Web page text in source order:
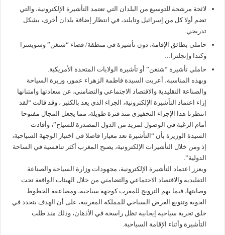
لائحة مرشحة للتوسيع من البلدان التي تعتمد التأشيرة الإلكترونية، والتي
تضم أولا كل من إسرائيل وتايلند، في انتظار إضافة بلدان أخرى، بشكل
تدريجي.
حاملي بطائق الإقامة، دون تأشيرة في منطقة/ فضاء “شنغن” وسويسرا
وكندا وإنجلترا…
حاملي تأشيرة “شنغن” أو تأشيرة الولايات المتحدة الأمريكية.
وبهذه المناسبة، أعربت السيدة فاطمة الزهراء عمور، وزيرة السياحة
والصناعة التقليدية والاقتصاد الاجتماعي والتضامني، عن سعادتها وامتنانها
إزاء اعتماد التأشيرة الإلكترونية، الجراء الذي يعد بالكثير ، وقد قالت “لقد
انتظرنا هذا الإجراء التحفيزي منذ فترة طويلة، مما يجعل المجال مفتوحا
أمام الرغبة في الوصول لمزيد من الدول المصدرة للسياح”، وأفادت
السيدة الوزيرة بأن “التأشيرة تعد معيارا فاصلا في اختيار الوجهة السياحية،
إذ ومن خلال التأشيرات الإلكترونية، يصبح المغرب أكثر تنافسية في الساحة
الدولية”.
ويعزز اعتماد التأشيرة الإلكترونية، مجهودات وزارة السياحة والصناعة
التقليدية والاقتصاد الاجتماعي والتضامني من خلال الهيئات الواقعة تحت
وصايتها، فيما يهم الترويج للمغرب كوجهة سياحية، ومضاعفة الخطوط
الجوية وتنويع العرض السياحي للمملكة المغربية، على أن الهدف يتحدد في
خلق تجربة سياحية إيجابية تظل راسخة في الأذهان، وذلك منذ طلب
التأشيرة وأثناء الإقامة السياحية.